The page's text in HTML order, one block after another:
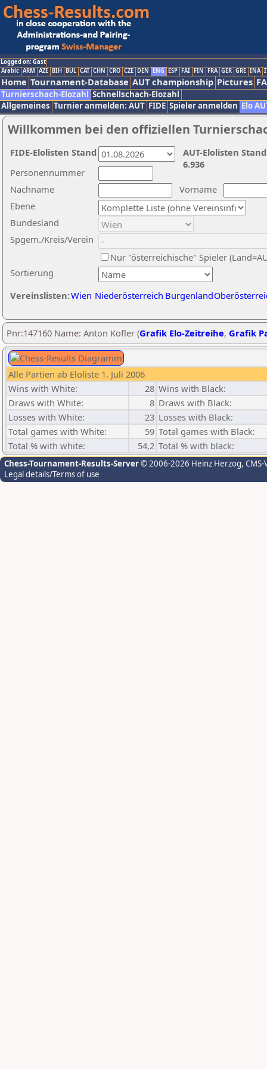
Logged on: Gast
Arabic ARM AZE BIH BUL CAT CHN CRO CZE DEN ENG ESP FAI FIN FRA GER GRE INA
Home Tournament-Database AUT championship Pictures
Turnierschach-Elozahl Schnellschach-Elozahl
Allgemeines Turnier anmelden: AUT FIDE Spieler anmelden Elo
Willkommen bei den offiziellen
Nachname
Vorname
Ebene
Sortierung
Personennummer
Bundesland
Spgem./Kreis/Verein
Nur "österreichische" Spieler
Vereinslisten:Wien Niederösterreich Burgenland
AUT-Elolisten
6.936
FIDE-Elolisten Stand
Pnr:147160 Name: Anton Kofler (Grafik Elo-Zeitreihe, Grafik
Alle Partien ab Eloliste 1. Juli 2006
Wins with White:
28 Wins with Black:
Draws with White:
8 Draws with Black:
Losses with White:
23 Losses with Black:
Total games with White:
59 Total games with Black:
Total % with white:
54,2 Total % with black:
Chess-Tournament-Results-Server© 2006-2026 Heinz Herzog,
Legal details/Terms of use